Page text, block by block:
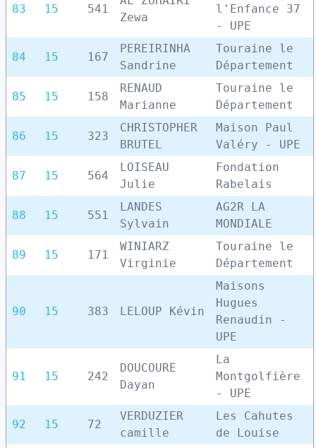
83 15 541
Zewa
l'Enfance 37
- UPE
84 15 167
PEREIRINHA
Sandrine
Touraine le
Département
85 15 158
RENAUD
Marianne
Touraine le
Département
86 15 323
CHRISTOPHER
BRUTEL
Maison Paul
Valéry - UPE
87 15 564
LOISEAU
Julie
Fondation
Rabelais
88 15 551
LANDES
Sylvain
AG2R LA
MONDIALE
89 15 171
WINIARZ
Virginie
Touraine le
Département
90 15 383 LELOUP Kévin
Maisons
Hugues
Renaudin -
UPE
91 15 242
DOUCOURE
Dayan
La
Montgolfière
- UPE
92 15 72
VERDUZIER
camille
Les Cahutes
de Louise